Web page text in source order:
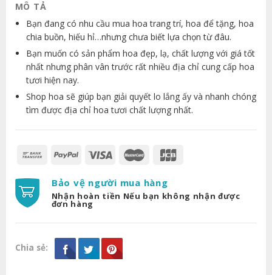
MÔ TẢ
Bạn đang có nhu cầu mua hoa trang trí, hoa để tặng, hoa
chia buồn, hiếu hỉ…nhưng chưa biết lựa chọn từ đâu.
Bạn muốn có sản phẩm hoa đẹp, lạ, chất lượng với giá tốt
nhất nhưng phân vân trước rất nhiều địa chỉ cung cấp hoa
tươi hiện nay.
Shop hoa sẽ giúp bạn giải quyết lo lắng ấy và nhanh chóng
tìm được địa chỉ hoa tươi chất lượng nhất.
Bảo vệ người mua hàng
Nhận hoàn tiền Nếu bạn không nhận được
đơn hàng
Chia sẻ: